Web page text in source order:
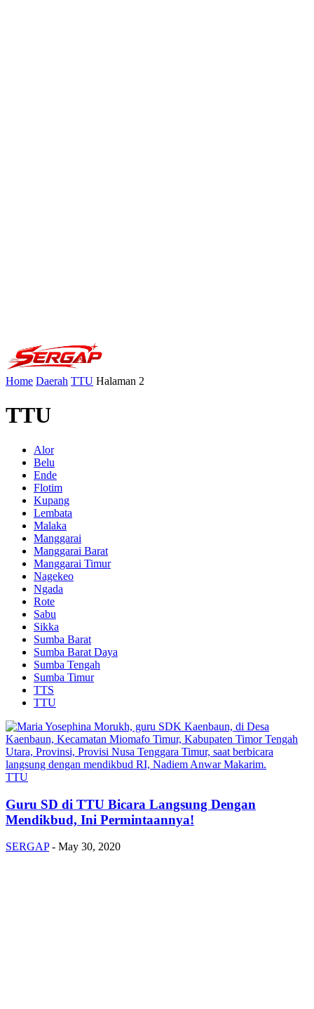
Home Daerah TTU Halaman 2
TTU
Alor
Belu
Ende
Flotim
Kupang
Lembata
Malaka
Manggarai
Manggarai Barat
Manggarai Timur
Nagekeo
Ngada
Rote
Sabu
Sikka
Sumba Barat
Sumba Barat Daya
Sumba Tengah
Sumba Timur
TTS
TTU
TTU
Guru SD di TTU Bicara Langsung Dengan
Mendikbud, Ini Permintaannya!
SERGAP - May 30, 2020